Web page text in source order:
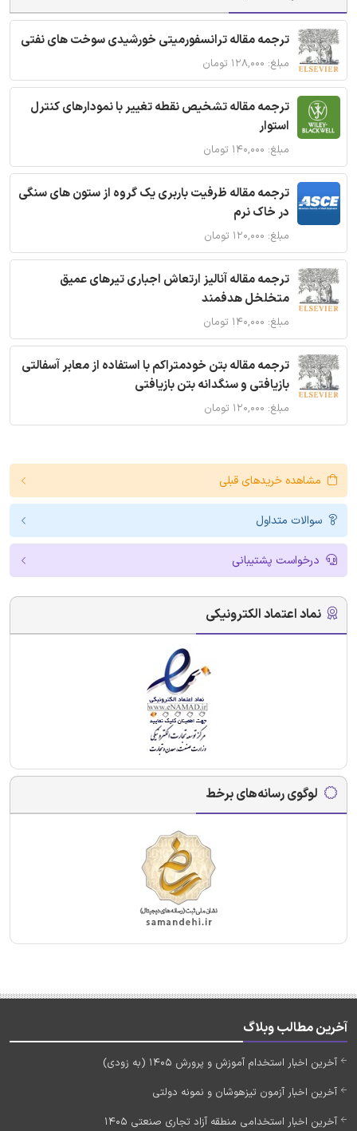
ترجمه مقاله ترانسفورمیتی خورشیدی سوخت های نفتی
مبلغ: ۱۲۸,۰۰۰ تومان
ترجمه مقاله تشخیص نقطه تغییر با نمودارهای کنترل
استوار
مبلغ: ۱۴۰,۰۰۰ تومان
ترجمه مقاله ظرفیت باربری یک گروه از ستون های سنگی
در خاک نرم
مبلغ: ۱۲۰,۰۰۰ تومان
ترجمه مقاله آنالیز ارتعاش اجباری تیرهای عمیق
متخلخل هدفمند
مبلغ: ۱۴۰,۰۰۰ تومان
ترجمه مقاله بتن خودمتراکم با استفاده از معابر آسفالتی
بازیافتی و سنگدانه بتن بازیافتی
مبلغ: ۱۲۰,۰۰۰ تومان
مشاهده خریدهای قبلی
سوالات متداول
درخواست پشتیبانی
نماد اعتماد الکترونیکی
لوگوی رسانه‌های برخط
آخرین مطالب وبلاگ
آخرین اخبار استخدام آموزش و پرورش 1405 (به زودی)
آخرین اخبار آزمون تیزهوشان و نمونه دولتی
آخرین اخبار استخدامی منطقه آزاد تجاری صنعتی 1405